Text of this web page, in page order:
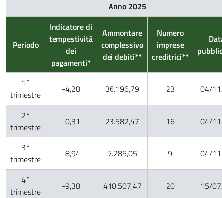
Anno 2025
Periodo
Indicatore di
tempestività
dei
pagamenti*
Ammontare
complessivo
dei debiti**
Numero
imprese
creditrici**
1°
trimestre
-4,28 36.196,79 23 04/
2°
trimestre
-0,31 23.582,47 16 04/
3°
trimestre
-8,94 7.285,05 9 04/
4°
trimestre
-9,38 410.507,47 20 15/